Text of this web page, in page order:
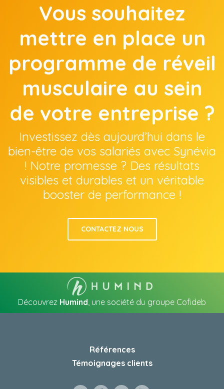
Vous souhaitez
mettre en place un
programme de réveil
musculaire au sein
de votre entreprise ?
Investissez dès aujourd’hui dans le
bien-être de vos salariés avec Synévia
! Notre promesse ? Des résultats
visibles et durables et un véritable
booster de performance !
CONTACTEZ NOUS
Découvrez Humind, une société du groupe Cofideb
Références
Témoignages clients